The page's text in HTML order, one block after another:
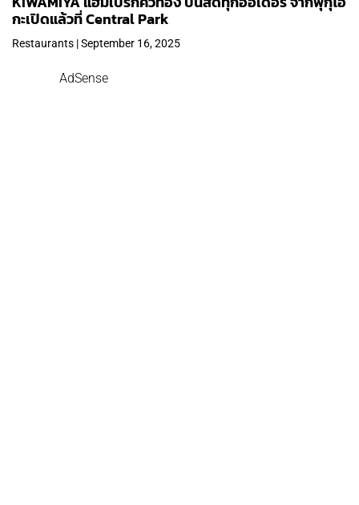
กะเปิดแล้วที่ Central Park
Restaurants | September 16, 2025
AdSense